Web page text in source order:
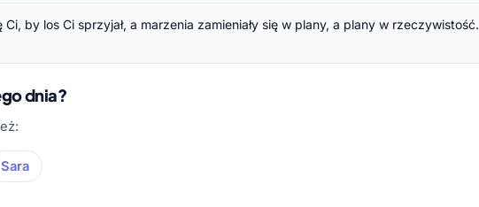
by los Ci sprzyjał, a marzenia zamieniały się w plany, a plany w rzeczywistość.
dnia?
Sara